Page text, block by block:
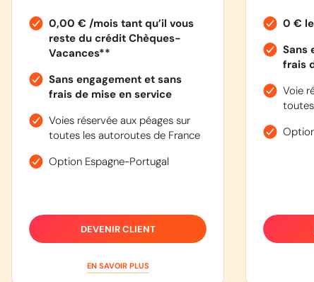
0,00 € /mois tant qu’il vous
reste du crédit Chèques-
Vacances**
Sans engagement et sans
frais de mise en service
Voies réservée aux péages sur
toutes les autoroutes de France
Option Espagne-Portugal
DEVENIR CLIENT
EN SAVOIR PLUS
0 €
Sans
frais
Voie